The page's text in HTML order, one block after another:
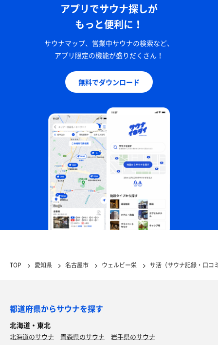
アプリでサウナ探しが
もっと便利に！
サウナマップ、営業中サウナの検索など、
アプリ限定の機能が盛りだくさん！
無料でダウンロード
TOP 愛知県 名古屋市 ウェルビー栄 サ活（サウナ記録・口コ
都道府県からサウナを探す
北海道・東北
北海道のサウナ 青森県のサウナ
岩手県のサウナ